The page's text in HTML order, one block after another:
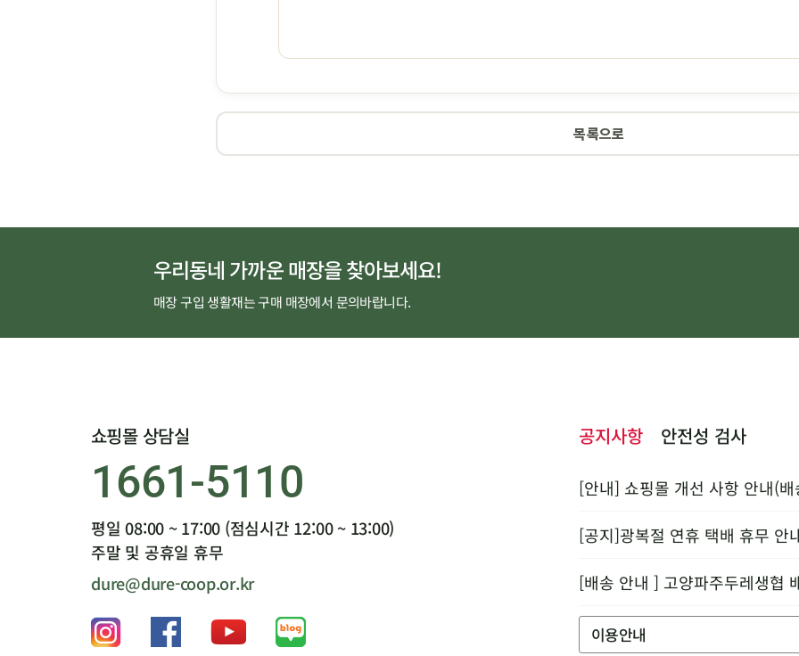
목록으로
우리동네 가까운 매장을 찾아보세요!
매장 구입 생활재는 구매 매장에서 문의바랍니다.
쇼핑몰 상담실
1661-5110
평일 08:00 ~ 17:00 (점심시간 12:00 ~ 13:00)
주말 및 공휴일 휴무
dure@dure-coop.or.kr
공지사항 안전성 검사
[안내] 쇼핑몰 개선 사항 안내(
[공지]광복절 연휴 택배 휴무 안
[배송 안내 ] 고양파주두레생협
이용안내